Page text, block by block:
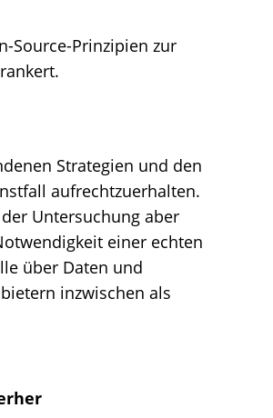
Source-Prinzipien zur
Strategien und den
aufrechtzuerhalten.
Untersuchung aber
einer echten
über Daten und
inzwischen als